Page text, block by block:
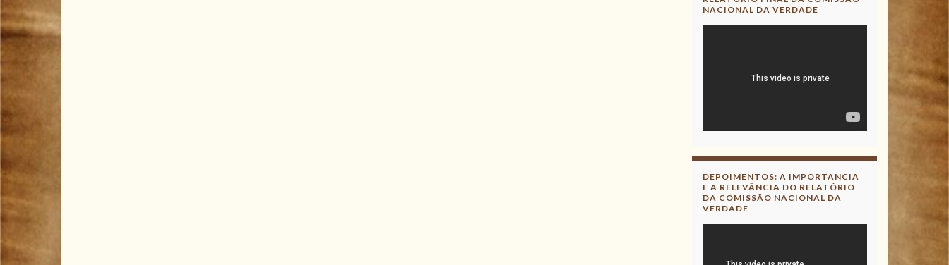
NACIONAL DA VERDADE
DEPOIMENTOS: A IMPORTÂNCIA
E A RELEVÂNCIA DO RELATÓRIO
DA COMISSÃO NACIONAL DA
VERDADE